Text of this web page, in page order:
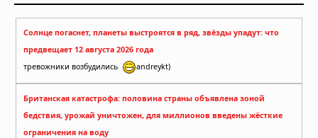
Солнце погаснет, планеты выстроятся в ряд, звёзды упадут: что
предвещает 12 августа 2026 года
тревожники возбудились
andreykt)
Британская катастрофа: половина страны объявлена зоной
бедствия, урожай уничтожен, для миллионов введены жёсткие
ограничения на воду